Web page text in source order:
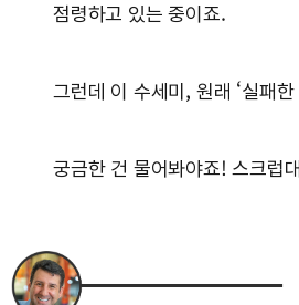
점령하고 있는 중이죠.
그런데 이 수세미, 원래 ‘실패
궁금한 건 물어봐야죠! 스크럽